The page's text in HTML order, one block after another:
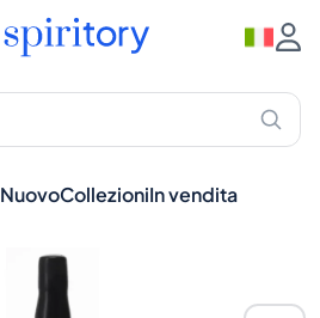
NuovoCollezioniIn vendita